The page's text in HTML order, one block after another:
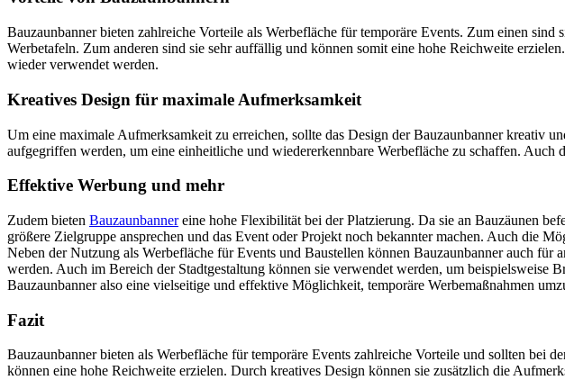
Bauzaunbanner bieten zahlreiche Vorteile als Werbefläche für temporäre Events. Zum einen
Werbetafeln. Zum anderen sind sie sehr auffällig und können somit eine hohe Reichweite
wieder verwendet werden.
Kreatives Design für maximale Aufmerksamkeit
Um eine maximale Aufmerksamkeit zu erreichen, sollte das Design der Bauzaunbanner kreativ
aufgegriffen werden, um eine einheitliche und wiedererkennbare Werbefläche zu schaffen.
Effektive Werbung und mehr
Zudem bieten Bauzaunbannereine hohe Flexibilität bei der Platzierung. Da sie an Bauzäunen
größere Zielgruppe ansprechen und das Event oder Projekt noch bekannter machen. Auch die
Neben der Nutzung als Werbefläche für Events und Baustellen können Bauzaunbanner auch
werden. Auch im Bereich der Stadtgestaltung können sie verwendet werden, um beispielsweise
Bauzaunbanner also eine vielseitige und effektive Möglichkeit, temporäre Werbemaßnahmen
Fazit
Bauzaunbanner bieten als Werbefläche für temporäre Events zahlreiche Vorteile und sollten bei
können eine hohe Reichweite erzielen. Durch kreatives Design können sie zusätzlich die